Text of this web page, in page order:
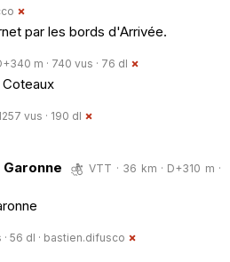
par les bords d'Arrivée.
m · 740 vus · 76 dl
vus · 190 dl
VTT · 36 km · D+310 m ·
56 dl · bastien.difusco